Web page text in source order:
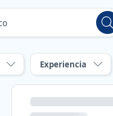
Experiencia